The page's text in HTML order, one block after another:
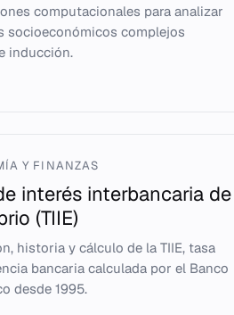
computacionales para analizar
socioeconómicos complejos
inducción.
Y FINANZAS
interés interbancaria de
(TIIE)
historia y cálculo de la TIIE, tasa
bancaria calculada por el Banco
desde 1995.